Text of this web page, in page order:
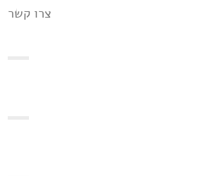
צרו קשר